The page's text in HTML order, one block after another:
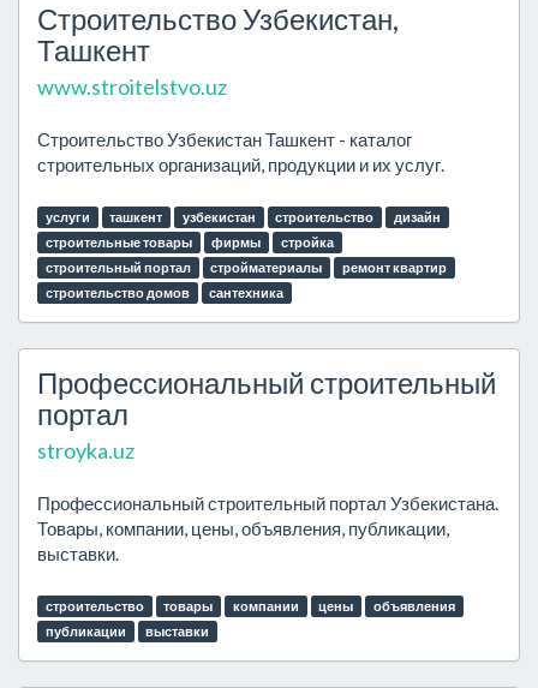
Строительство Узбекистан,
Ташкент
www.stroitelstvo.uz
Строительство Узбекистан Ташкент - каталог
строительных организаций, продукции и их услуг.
услуги ташкент узбекистан строительство
дизайн
строительные товары
фирмы
стройка
строительный портал
стройматериалы
ремонт квартир
строительство домов
сантехника
Профессиональный строительный
портал
stroyka.uz
Профессиональный строительный портал Узбекистана.
Товары, компании, цены, объявления, публикации,
выставки.
строительство товары компании цены
объявления
публикации
выставки